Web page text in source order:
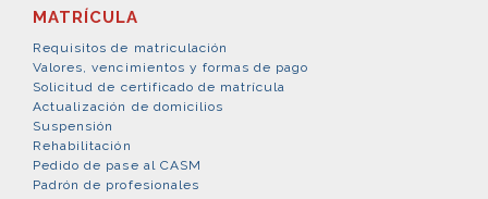
MATRÍCULA
Requisitos de matriculación
Valores, vencimientos y formas de pago
Solicitud de certificado de matrícula
Actualización de domicilios
Suspensión
Rehabilitación
Pedido de pase al CASM
Padrón de profesionales